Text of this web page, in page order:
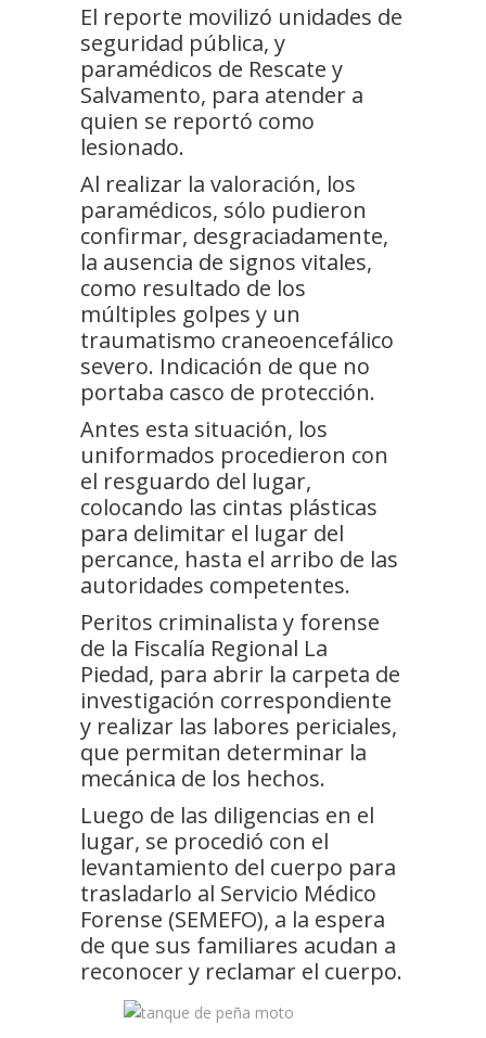
El reporte movilizó unidades de
seguridad pública, y
paramédicos de Rescate y
Salvamento, para atender a
quien se reportó como
lesionado.
Al realizar la valoración, los
paramédicos, sólo pudieron
confirmar, desgraciadamente,
la ausencia de signos vitales,
como resultado de los
múltiples golpes y un
traumatismo craneoencefálico
severo. Indicación de que no
portaba casco de protección.
Antes esta situación, los
uniformados procedieron con
el resguardo del lugar,
colocando las cintas plásticas
para delimitar el lugar del
percance, hasta el arribo de las
autoridades competentes.
Peritos criminalista y forense
de la Fiscalía Regional La
Piedad, para abrir la carpeta de
investigación correspondiente
y realizar las labores periciales,
que permitan determinar la
mecánica de los hechos.
Luego de las diligencias en el
lugar, se procedió con el
levantamiento del cuerpo para
trasladarlo al Servicio Médico
Forense (SEMEFO), a la espera
de que sus familiares acudan a
reconocer y reclamar el cuerpo.